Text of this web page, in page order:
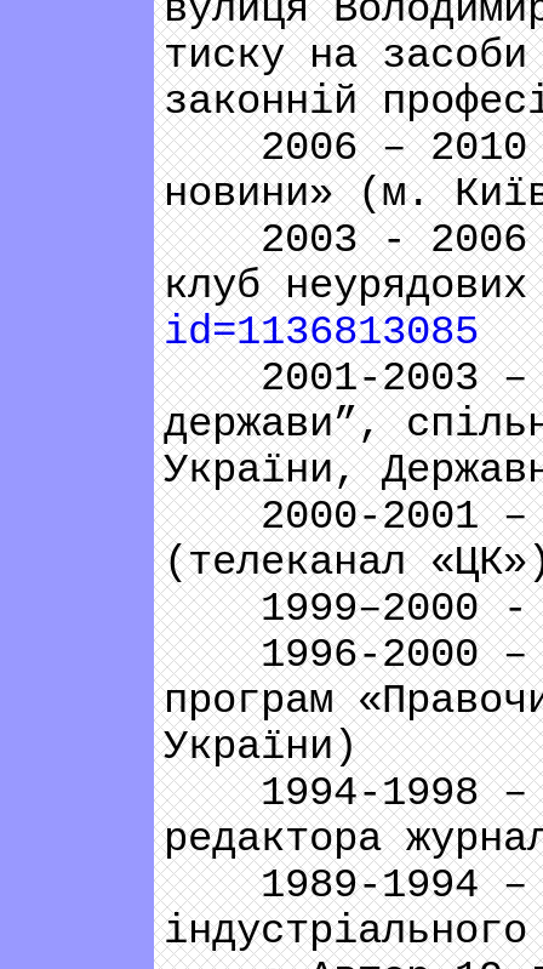
вулиця
тиску на засоби
законній
2006 – 2010 –
новини» (м.
2003 - 2006 –
клуб
id=1136813085
2001-2003 –
держави”,
України,
2000-2001 –
(телеканал
1999–2000 -
1996-2000 –
програм
України)
1994-1998 –
редактора
1989-1994 –